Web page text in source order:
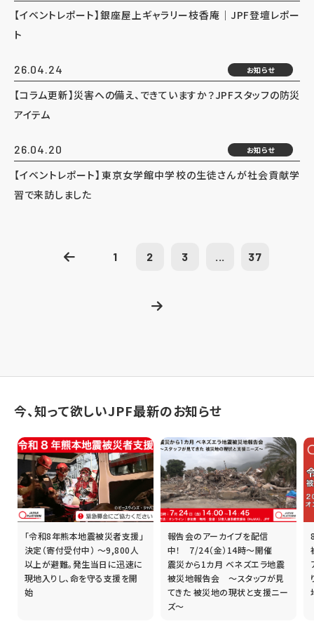
【イベントレポート】銀座屋上ギャラリー枝香庵｜JPF登壇レポー
ト
26.04.24 お知らせ
【コラム更新】災害への備え、できていますか？JPFスタッフの防災
アイテム
26.04.20 お知らせ
【イベントレポート】東京女学館中学校の生徒さんが社会貢献学
習で来訪しました
1 2 3 ... 37
今、知って欲しいJPF最新のお知らせ
「令和8年熊本地震被災者支援」
決定（寄付受付中） ～9,800人
以上が避難。発生当日に迅速に
現地入りし、命を守る支援を開
始
報告会のアーカイブを配信
中！ 7/24（金）14時～開催
震災から1カ月 ベネズエラ地震
被災地報告会 ～スタッフが見
てきた 被災地の現状と支援ニー
ズ～